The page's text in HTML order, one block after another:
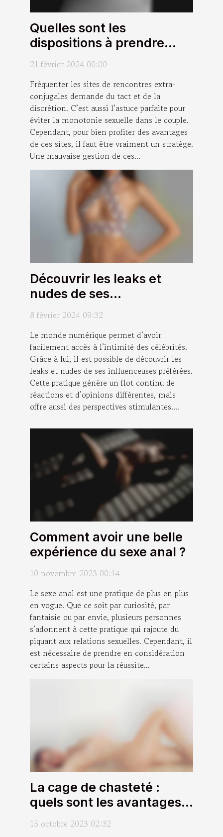
Quelles sont les
dispositions à prendre
pour profiter des
rencontres extra-
conjugales sans nuire à
son couple ?
21 février 2024 00:00
Fréquenter les sites de rencontres extra-
conjugales demande du tact et de la
discrétion. C’est aussi l’astuce parfaite pour
éviter la monotonie sexuelle dans le couple.
Cependant, pour bien profiter des avantages
de ces sites, il faut être vraiment un stratège.
Une mauvaise gestion de ces...
Découvrir les leaks et
nudes de ses
influenceuses préférées :
8 février 2024 09:32
Le monde numérique permet d’avoir
facilement accès à l’intimité des célébrités.
Grâce à lui, il est possible de découvrir les
leaks et nudes de ses influenceuses préférées.
Cette pratique génère un flot continu de
réactions et d’opinions différentes, mais
offre aussi des perspectives stimulantes....
Comment avoir une belle
expérience du sexe anal ?
10 novembre 2023 00:14
Le sexe anal est une pratique de plus en plus
en vogue. Que ce soit par curiosité, par
fantaisie ou par envie, plusieurs personnes
s’adonnent à cette pratique qui rajoute du
piquant aux relations sexuelles. Cependant, il
est nécessaire de prendre en considération
certains aspects pour la réussite...
La cage de chasteté :
quels sont les avantages
pour un couple d'utiliser
15 octobre 2023 02:32